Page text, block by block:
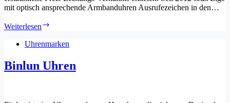
mit optisch ansprechende Armbanduhren Ausrufezeichen in den…
Weiterlesen
Uhrenmarken
Binlun Uhren